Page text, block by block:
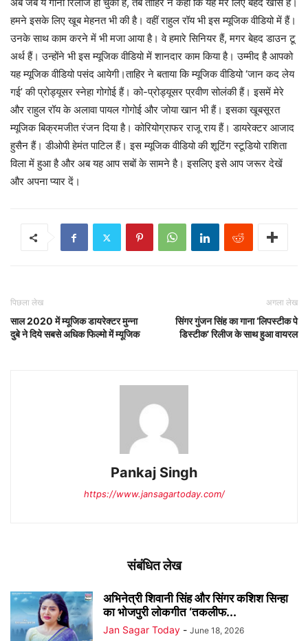
हमने इसके लिए खूब मेहनत भी की है। वहीं राहुल रॉय भी इस म्‍यूजिक वीडियो में हैं।
उनके साथ काम करने में भी मजा आया है। वे हमारे सिनियर हैं, मगर बेहद डाउन टू
अर्थ हैं। उन्‍होंने भी इस म्‍यूजिक वीडियो में शानदार काम किया है। उम्‍मीद है आपको
यह‍ म्‍यूजिक वीडियो पसंद आयेगी।ताहिर ने बताया कि म्‍यूजिक वीडियो ‘जान कद लेय
गई’ की प्रोड्यूसर स्‍नेहा गोगोई हैं। को-प्रोड्यूसर प्रवीण सोलंकी हैं। इसमें मेरे
और राहुल रॉय के अलावा पायल गोगोई और जोया खान भी हैं। इसका खूबसूरत
म्‍यूजिक बिक्रमजीत रंजन दिया है। कोरियोग्राफर राजू राय हैं। डायरेक्‍टर आजाद
हुसैन हैं। डीओपी हेमंत पाटिल हैं। इस म्‍यूजिक वीडियो की शूटिंग स्‍टूडियो राशिता
विला में हुआ है और अब यह आप सबों के सामने है। इसलिए इसे आप जरूर देखें
और अपना प्‍यार दें।
पिछला लेख
साल 2020 में म्‍यूजिक डायरेक्‍टर मुन्‍ना
दुबे ने दिये सबसे अधिक फिल्मो में म्‍यूजिक
अगला लेख
सिंगर गुंजन सिंह का गाना ‘लिपस्टीक पे
डिस्टीक’ रिलीज के साथ हुआ वायरल
Pankaj Singh
https://www.jansagartoday.com/
संबंधित लेख
अभिनेत्री शिवानी सिंह और सिंगर कशिश सिन्हा
का भोजपुरी लोकगीत ‘तकलीफ...
Jan Sagar Today - June 18, 2026